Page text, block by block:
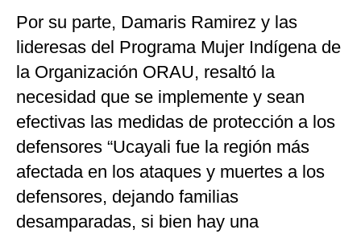
Por su parte, Damaris Ramirez y las
lideresas del Programa Mujer Indígena de
la Organización ORAU, resaltó la
necesidad que se implemente y sean
efectivas las medidas de protección a los
defensores “Ucayali fue la región más
afectada en los ataques y muertes a los
defensores, dejando familias
desamparadas, si bien hay una